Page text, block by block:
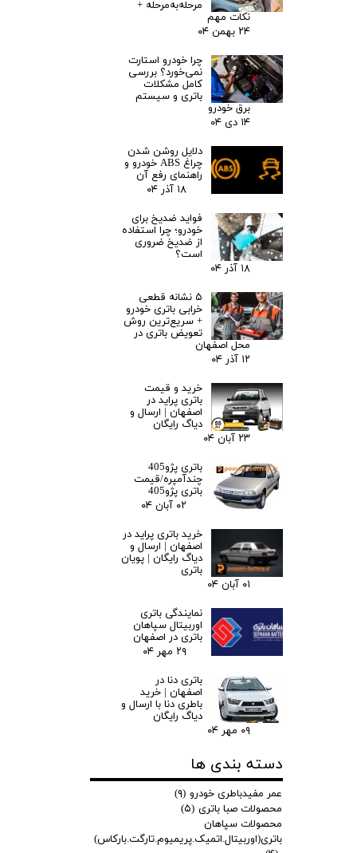
مرحله‌به‌مرحله +
نکات مهم
۲۴ بهمن ۰۴
چرا خودرو استارت
نمی‌خورد؟ بررسی
کامل مشکلات
باتری و سیستم
برق خودرو
۱۴ دی ۰۴
دلایل روشن شدن
چراغ ABS خودرو و
راهنمای رفع آن
۱۸ آذر ۰۴
فواید ضدیخ برای
خودرو؛ چرا استفاده
از ضدیخ ضروری
است؟
۱۸ آذر ۰۴
۵ نشانه قطعی
خرابی باتری خودرو
+ سریع‌ترین روش
تعویض باتری در
محل اصفهان
۱۲ آذر ۰۴
خرید و قیمت
باتری پراید در
اصفهان | ارسال و
دیاگ رایگان
۲۳ آبان ۰۴
باتری پژو405
چندآمپره/قیمت
باتری پژو405
۰۲ آبان ۰۴
خرید باتری پراید در
اصفهان | ارسال و
دیاگ رایگان | پویان
باتری
۰۱ آبان ۰۴
نمایندگی باتری
اوربیتال سپاهان
باتری در اصفهان
۲۹ مهر ۰۴
باتری دنا در
اصفهان | خرید
باطری دنا با ارسال و
دیاگ رایگان
۰۹ مهر ۰۴
دسته بندی ها
عمر مفیدباطری خودرو (۹)
محصولات صبا باتری (۵)
محصولات سپاهان
باتری(اوربیتال.اتمیک.پریمیوم.تارگت.بارکاس)